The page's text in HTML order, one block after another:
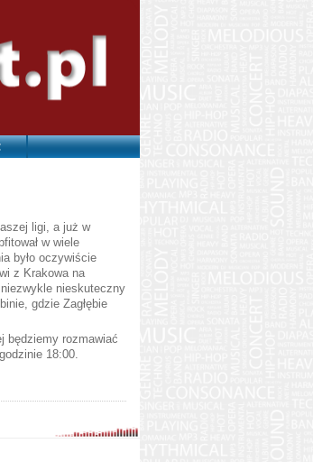
ligi, a już w
w wiele
było oczywiście
z Krakowa na
nieskuteczny
gdzie Zagłębie
będziemy rozmawiać
18:00.